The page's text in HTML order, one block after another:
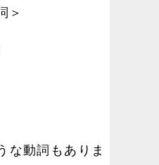
＞
詞もありま